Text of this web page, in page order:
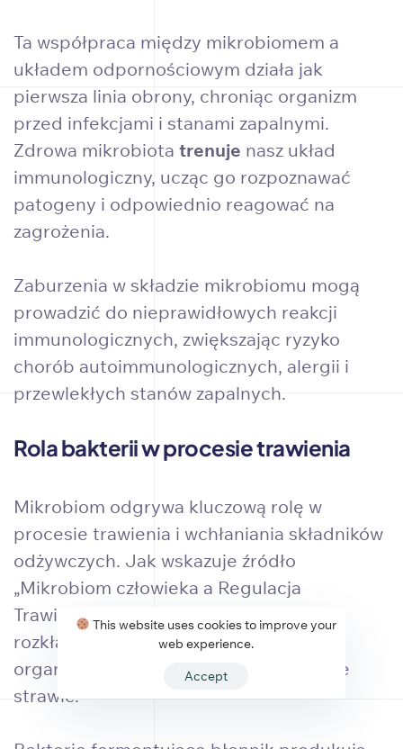
Ta współpraca między mikrobiomem a
układem odpornościowym działa jak
pierwsza linia obrony, chroniąc organizm
przed infekcjami i stanami zapalnymi.
Zdrowa mikrobiota trenuje nasz układ
immunologiczny, ucząc go rozpoznawać
patogeny i odpowiednio reagować na
zagrożenia.
Zaburzenia w składzie mikrobiomu mogą
prowadzić do nieprawidłowych reakcji
immunologicznych, zwiększając ryzyko
chorób autoimmunologicznych, alergii i
przewlekłych stanów zapalnych.
Rola bakterii w procesie trawienia
Mikrobiom odgrywa kluczową rolę w
procesie trawienia i wchłaniania składników
odżywczych. Jak wskazuje źródło
„Mikrobiom człowieka a Regulacja
Trawienia”, bakterie jelitowe pomagają
rozkładać
złożone związki, które nasz
organizm nie jest w stanie samodzielnie
strawić.
This website uses cookies to improve your
web experience.
Accept